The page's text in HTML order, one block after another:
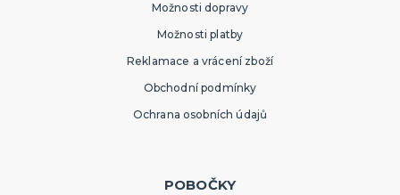
Možnosti dopravy
Možnosti platby
Reklamace a vrácení zboží
Obchodní podmínky
Ochrana osobních údajů
POBOČKY